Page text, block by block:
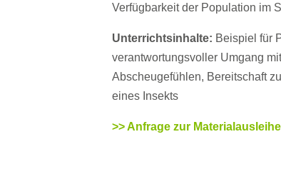
Verfügbarkeit der Population im
Unterrichtsinhalte: Beispiel für
verantwortungsvoller Umgang
Abscheugefühlen, Bereitschaft
eines Insekts
>> Anfrage zur Materialausleihe